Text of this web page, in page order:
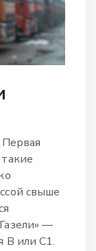
Первая
свыше
—
B или C1.